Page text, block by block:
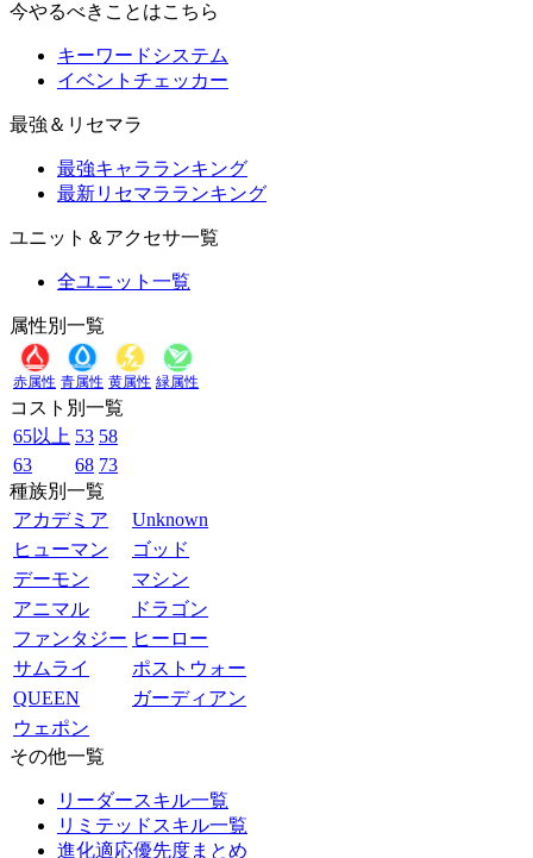
今やるべきことはこちら
キーワードシステム
イベントチェッカー
最強＆リセマラ
最強キャラランキング
最新リセマラランキング
ユニット＆アクセサ一覧
全ユニット一覧
属性別一覧
赤属性 青属性 黄属性 緑属性
コスト別一覧
65以上 53 58
63
68 73
種族別一覧
アカデミア
Unknown
ヒューマン
ゴッド
デーモン
マシン
アニマル
ドラゴン
ファンタジー ヒーロー
サムライ
ポストウォー
QUEEN
ガーディアン
ウェポン
その他一覧
リーダースキル一覧
リミテッドスキル一覧
進化適応優先度まとめ